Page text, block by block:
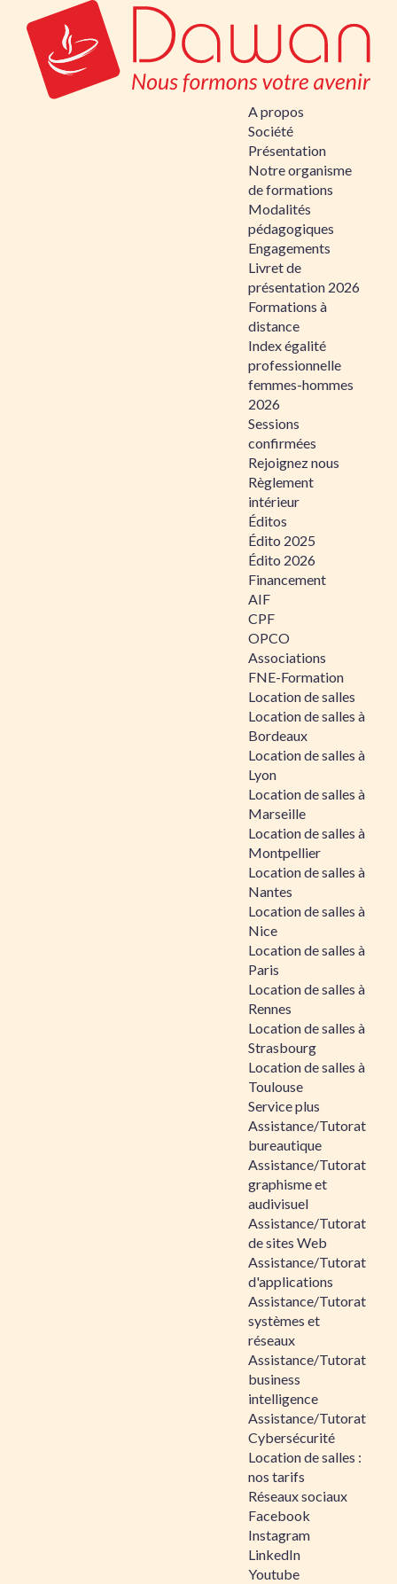
A propos
Société
Présentation
Notre organisme
de formations
Modalités
pédagogiques
Engagements
Livret de
présentation 2026
Formations à
distance
Index égalité
professionnelle
femmes-hommes
2026
Sessions
confirmées
Rejoignez nous
Règlement
intérieur
Éditos
Édito 2025
Édito 2026
Financement
AIF
CPF
OPCO
Associations
FNE-Formation
Location de salles
Location de salles à
Bordeaux
Location de salles à
Lyon
Location de salles à
Marseille
Location de salles à
Montpellier
Location de salles à
Nantes
Location de salles à
Nice
Location de salles à
Paris
Location de salles à
Rennes
Location de salles à
Strasbourg
Location de salles à
Toulouse
Service plus
Assistance/Tutorat
bureautique
Assistance/Tutorat
graphisme et
audivisuel
Assistance/Tutorat
de sites Web
Assistance/Tutorat
d'applications
Assistance/Tutorat
systèmes et
réseaux
Assistance/Tutorat
business
intelligence
Assistance/Tutorat
Cybersécurité
Location de salles :
nos tarifs
Réseaux sociaux
Facebook
Instagram
LinkedIn
Youtube